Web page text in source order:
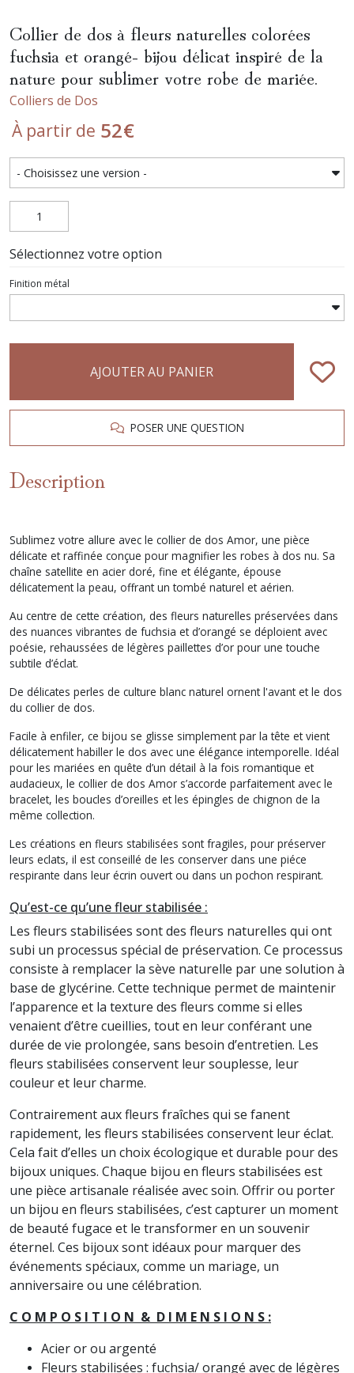
Collier de dos à fleurs naturelles colorées
fuchsia et orangé- bijou délicat inspiré de la
nature pour sublimer votre robe de mariée.
Colliers de Dos
À partir de 52€
Sélectionnez votre option
Finition métal
AJOUTER AU PANIER
POSER UNE QUESTION
Description
Sublimez votre allure avec le collier de dos Amor, une pièce
délicate et raffinée conçue pour magnifier les robes à dos nu. Sa
chaîne satellite en acier doré, fine et élégante, épouse
délicatement la peau, offrant un tombé naturel et aérien.
Au centre de cette création, des fleurs naturelles préservées dans
des nuances vibrantes de fuchsia et d’orangé se déploient avec
poésie, rehaussées de légères paillettes d’or pour une touche
subtile d’éclat.
De délicates perles de culture blanc naturel ornent l'avant et le dos
du collier de dos.
Facile à enfiler, ce bijou se glisse simplement par la tête et vient
délicatement habiller le dos avec une élégance intemporelle. Idéal
pour les mariées en quête d’un détail à la fois romantique et
audacieux, le collier de dos Amor s’accorde parfaitement avec le
bracelet, les boucles d’oreilles et les épingles de chignon de la
même collection.
Les créations en fleurs stabilisées sont fragiles, pour préserver
leurs eclats, il est conseillé de les conserver dans une piéce
respirante dans leur écrin ouvert ou dans un pochon respirant.
Qu’est-ce qu’une fleur stabilisée :
Les fleurs stabilisées sont des fleurs naturelles qui ont
subi un processus spécial de préservation. Ce processus
consiste à remplacer la sève naturelle par une solution à
base de glycérine. Cette technique permet de maintenir
l’apparence et la texture des fleurs comme si elles
venaient d’être cueillies, tout en leur conférant une
durée de vie prolongée, sans besoin d’entretien. Les
fleurs stabilisées conservent leur souplesse, leur
couleur et leur charme.
Contrairement aux fleurs fraîches qui se fanent
rapidement, les fleurs stabilisées conservent leur éclat.
Cela fait d’elles un choix écologique et durable pour des
bijoux uniques. Chaque bijou en fleurs stabilisées est
une pièce artisanale réalisée avec soin. Offrir ou porter
un bijou en fleurs stabilisées, c’est capturer un moment
de beauté fugace et le transformer en un souvenir
éternel. Ces bijoux sont idéaux pour marquer des
événements spéciaux, comme un mariage, un
anniversaire ou une célébration.
C O M P O S I T I O N & D I M E N S I O N S :
Acier or ou argenté
Fleurs stabilisées : fuchsia/ orangé avec de légères